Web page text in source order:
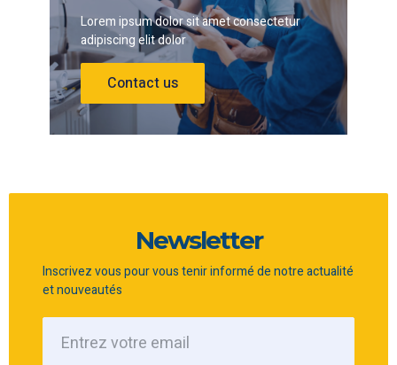
Lorem ipsum dolor sit amet consectetur
adipiscing elit dolor
Contact us
Newsletter
Inscrivez vous pour vous tenir informé de notre actualité
et nouveautés